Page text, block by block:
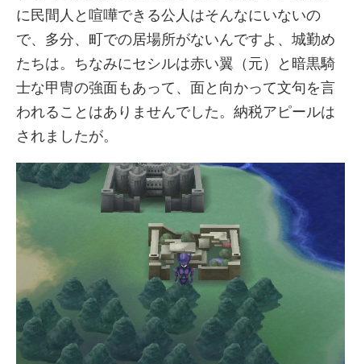
に民間人と喧嘩できる公人はそんなにいないの
で、多分、町での居場所がないんですよ、城勤め
たちは。ちなみにセシルは赤い翼（元）と暗黒騎
士な甲冑の強面もあって、面と向かって文句を言
われることはありませんでした。納税アピールは
されましたが。